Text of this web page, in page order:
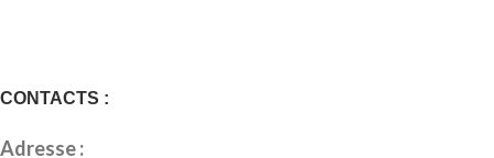
CONTACTS :
Adresse :